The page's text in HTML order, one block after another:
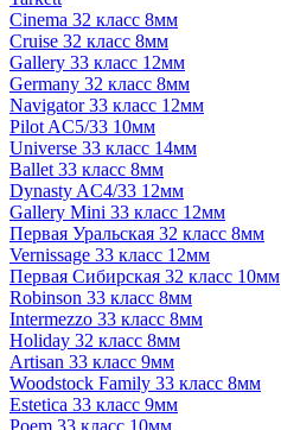
Cinema 32 класс 8мм
Cruise 32 класс 8мм
Gallery 33 класс 12мм
Germany 32 класс 8мм
Navigator 33 класс 12мм
Pilot AC5/33 10мм
Universe 33 класс 14мм
Ballet 33 класс 8мм
Dynasty AC4/33 12мм
Gallery Mini 33 класс 12мм
Первая Уральская 32 класс 8мм
Vernissage 33 класс 12мм
Первая Сибирская 32 класс 10мм
Robinson 33 класс 8мм
Intermezzo 33 класс 8мм
Holiday 32 класс 8мм
Artisan 33 класс 9мм
Woodstock Family 33 класс 8мм
Estetica 33 класс 9мм
Poem 33 класс 10мм